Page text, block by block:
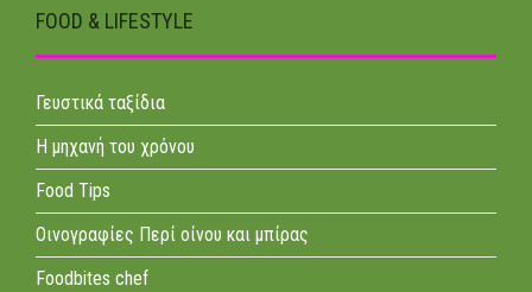
FOOD & LIFESTYLE
Γευστικά ταξίδια
Η μηχανή του χρόνου
Food Tips
Οινογραφίες Περί οίνου και μπίρας
Foodbites chef